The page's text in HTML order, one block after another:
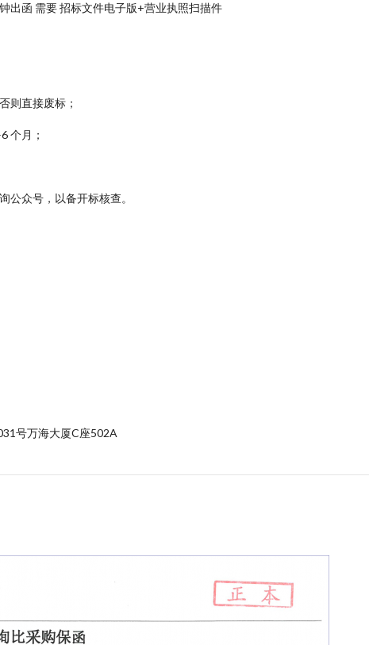
出函 需要 招标文件电子版+营业执照扫描件
则直接废标；
个月；
公众号，以备开标核查。
号万海大厦C座502A